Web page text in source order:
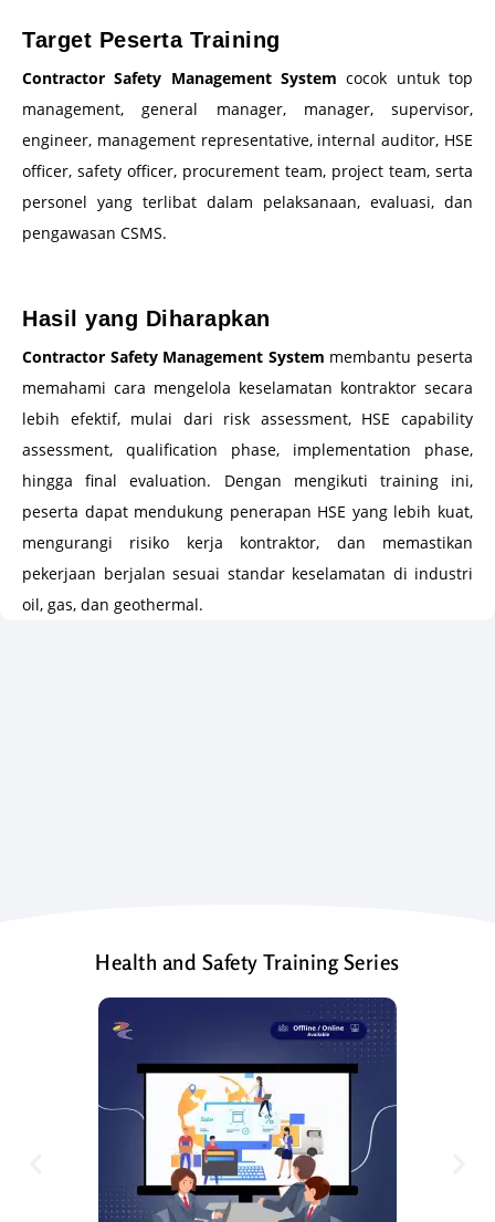
Target Peserta Training
Contractor Safety Management System cocok untuk top
management, general manager, manager, supervisor,
engineer, management representative, internal auditor, HSE
officer, safety officer, procurement team, project team, serta
personel yang terlibat dalam pelaksanaan, evaluasi, dan
pengawasan CSMS.
Hasil yang Diharapkan
Contractor Safety Management System membantu peserta
memahami cara mengelola keselamatan kontraktor secara
lebih efektif, mulai dari risk assessment, HSE capability
assessment, qualification phase, implementation phase,
hingga final evaluation. Dengan mengikuti training ini,
peserta dapat mendukung penerapan HSE yang lebih kuat,
mengurangi risiko kerja kontraktor, dan memastikan
pekerjaan berjalan sesuai standar keselamatan di industri
oil, gas, dan geothermal.
Health and Safety Training Series